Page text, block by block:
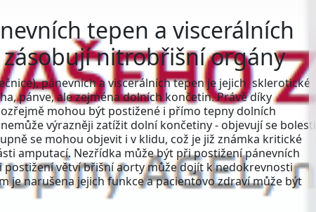
tepen a viscerálních
nitrobřišní orgány
pánevních a viscerálních tepen je jejich sklerotické
pánve, ale zejména dolních končetin. Právě díky
mohou být postižené i přímo tepny dolních
výrazněji zatížit dolní končetiny - objevují se bolesti
se mohou objevit i v klidu, což je již známka kritické
amputací. Nezřídka může být při postižení pánevních
větví břišní aorty může dojít k nedokrevnosti
je narušena jejich funkce a pacientovo zdraví může být